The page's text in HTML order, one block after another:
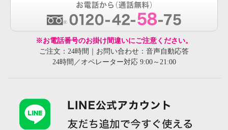
※お電話番号のお掛け間違いにご注意ください。
ご注文：24時間｜お問い合わせ：音声自動応答
24時間／オペレーター対応 9:00～21:00